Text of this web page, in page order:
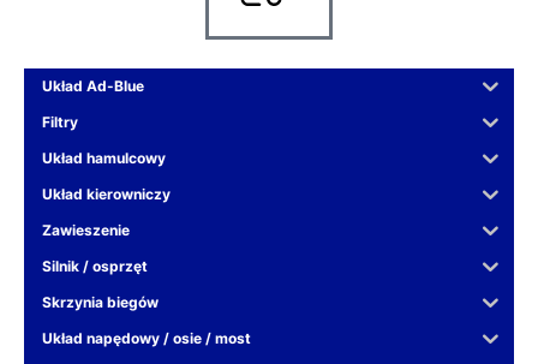
Układ Ad-Blue
Filtry
Układ hamulcowy
Układ kierowniczy
Zawieszenie
Silnik / osprzęt
Skrzynia biegów
Układ napędowy / osie / most